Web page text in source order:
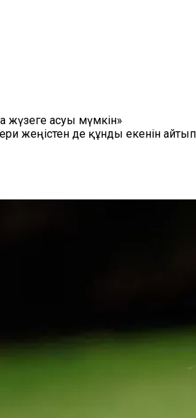
жүзеге асуы мүмкін»
жеңістен де құнды екенін